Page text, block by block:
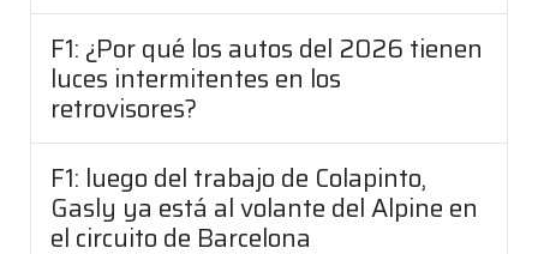
F1: ¿Por qué los autos del 2026 tienen
luces intermitentes en los
retrovisores?
F1: luego del trabajo de Colapinto,
Gasly ya está al volante del Alpine en
el circuito de Barcelona